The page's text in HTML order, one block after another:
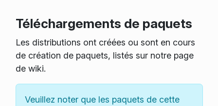
Téléchargements de paquets
Les distributions ont créées ou sont en cours
de création de paquets, listés sur notre page
de wiki.
Veuillez noter que les paquets de cette